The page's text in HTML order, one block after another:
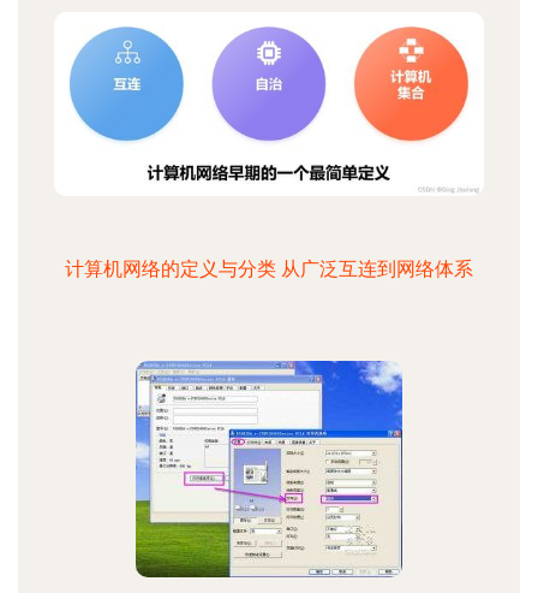
计算机网络的定义与分类 从广泛互连到网络体系